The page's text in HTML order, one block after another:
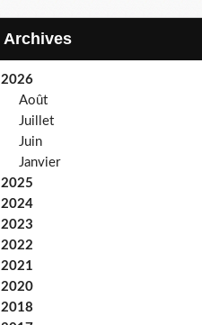
Archives
2026
Août
Juillet
Juin
Janvier
2025
2024
2023
2022
2021
2020
2018